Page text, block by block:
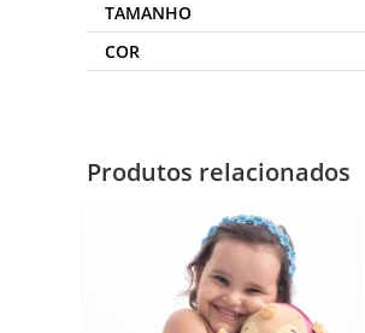
TAMANHO
COR
Produtos relacionados